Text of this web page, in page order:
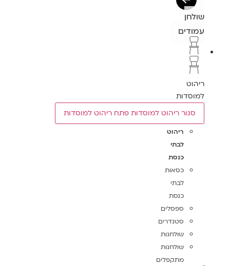
שולחן
עמודים
ריהוט
למוסדות
סגור ריהוט למוסדות פתח ריהוט למוסדות
ריהוט
לבתי
כנסת
כסאות
לבתי
כנסת
ספסלים
סטנדרים
שולחנות
שולחנות
מתקפלים